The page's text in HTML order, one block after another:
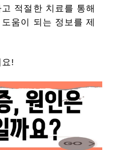
적절한 치료를 통해
움이 되는 정보를 제
!